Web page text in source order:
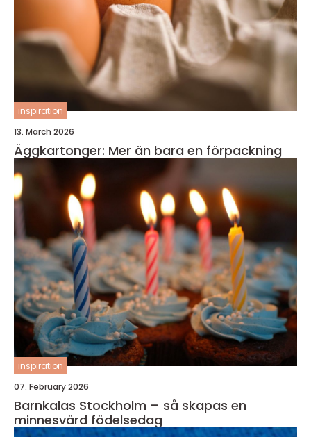
inspiration
13. March 2026
Äggkartonger: Mer än bara en förpackning
inspiration
07. February 2026
Barnkalas Stockholm – så skapas en
minnesvärd födelsedag